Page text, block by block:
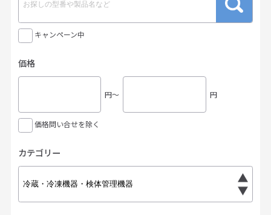
キャンペーン中
価格
円〜 円
価格問い合せを除く
カテゴリー